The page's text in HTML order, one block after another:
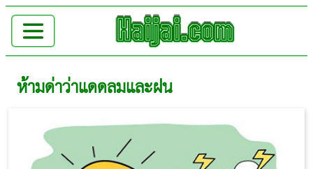
ห้ามด่าว่าแดดลมและฝน